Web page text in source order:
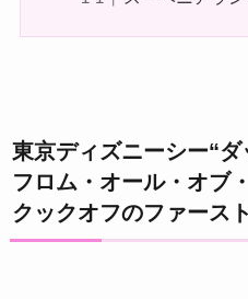
東京ディズニーシー“
フロム・オール・オブ
クックオフのファース